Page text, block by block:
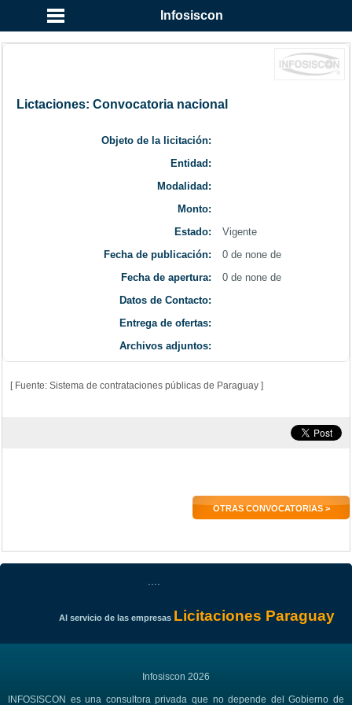
Infosiscon
Lictaciones: Convocatoria nacional
Objeto de la licitación:
Entidad:
Modalidad:
Monto:
Estado:
Vigente
Fecha de publicación:
0 de none de
Fecha de apertura:
0 de none de
Datos de Contacto:
Entrega de ofertas:
Archivos adjuntos:
[ Fuente: Sistema de contrataciones públicas de Paraguay ]
OTRAS CONVOCATORIAS >
Al servicio de las empresas Licitaciones Paraguay
Infosiscon 2026
INFOSISCON es una consultora privada que no depende del Gobierno de